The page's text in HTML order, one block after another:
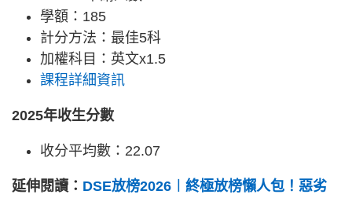
學額：185
計分方法：最佳5科
加權科目：英文x1.5
課程詳細資訊
2025年收生分數
收分平均數：22.07
延伸閱讀： DSE放榜2026︱終極放榜懶人包！惡劣